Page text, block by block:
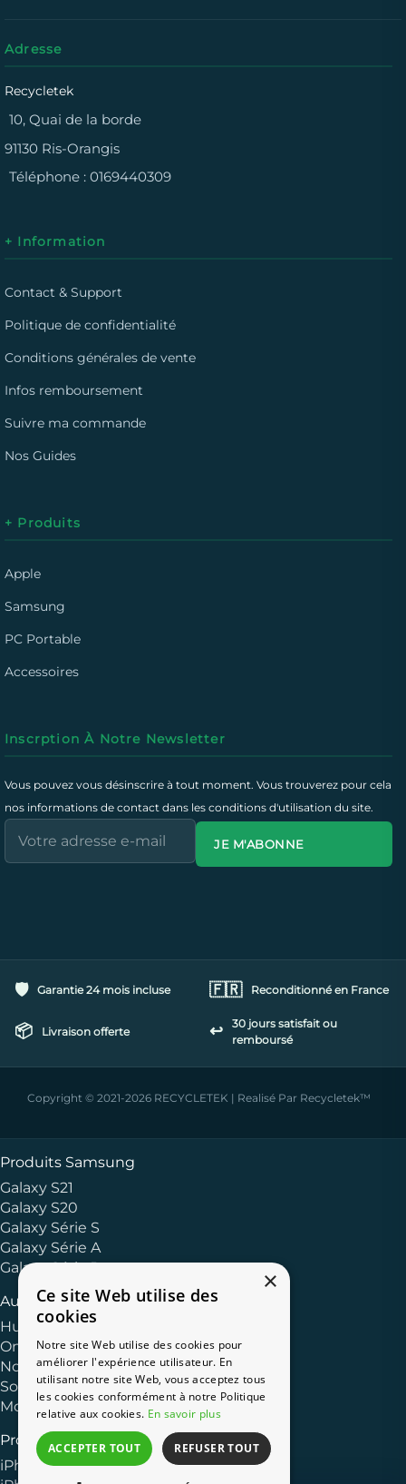
Adresse
Recycletek
10, Quai de la borde
91130 Ris-Orangis
Téléphone : 0169440309
+ Information
Contact & Support
Politique de confidentialité
Conditions générales de vente
Infos remboursement
Suivre ma commande
Nos Guides
+ Produits
Apple
Samsung
PC Portable
Accessoires
Inscrption À Notre Newsletter
Vous pouvez vous désinscrire à tout moment. Vous trouverez pour cela
nos informations de contact dans les conditions d'utilisation du site.
JE M'ABONNE
🛡️ Garantie 24 mois incluse 🇫🇷 Reconditionné en France
📦 Livraison offerte ↩️
30 jours satisfait ou
remboursé
Copyright © 2021-2026 RECYCLETEK | Realisé Par Recycletek™
Produits Apple
iPhone 13
Autres Marques
Huawei
OnePlus
Nokia
Sony
Motorola
Produits Samsung
Galaxy S21
Galaxy S20
Galaxy Série S
Galaxy Série A
Galaxy Série J
×
Ce site Web utilise des
cookies
Notre site Web utilise des cookies pour
améliorer l'expérience utilisateur. En
utilisant notre site Web, vous acceptez tous
les cookies conformément à notre Politique
relative aux cookies. En savoir plus
ACCEPTER TOUT REFUSER TOUT